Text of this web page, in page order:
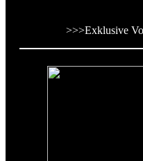
>>>Exklusive